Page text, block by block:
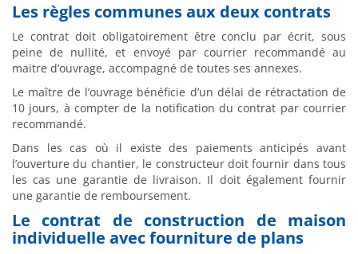
Les règles communes aux deux contrats
Le contrat doit obligatoirement être conclu par écrit, sous
peine de nullité, et envoyé par courrier recommandé au
maitre d’ouvrage, accompagné de toutes ses annexes.
Le maître de l’ouvrage bénéficie d’un délai de rétractation de
10 jours, à compter de la notification du contrat par courrier
recommandé.
Dans les cas où il existe des paiements anticipés avant
l’ouverture du chantier, le constructeur doit fournir dans tous
les cas une garantie de livraison. Il doit également fournir
une garantie de remboursement.
Le contrat de construction de maison
individuelle avec fourniture de plans